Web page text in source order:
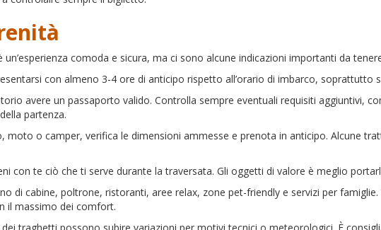
comoda e sicura, ma ci sono alcune indicazioni importanti da
con almeno 3-4 ore di anticipo rispetto all’orario di imbarco, soprattutto
avere un passaporto valido. Controlla sempre eventuali requisiti aggiuntivi,
partenza.
moto o camper, verifica le dimensioni ammesse e prenota in anticipo. Alcune
con te ciò che ti serve durante la traversata. Gli oggetti di valore è meglio
di cabine, poltrone, ristoranti, aree relax, zone pet-friendly e servizi per
il massimo dei comfort.